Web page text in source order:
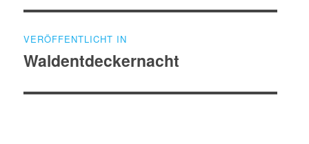
VERÖFFENTLICHT IN
Waldentdeckernacht